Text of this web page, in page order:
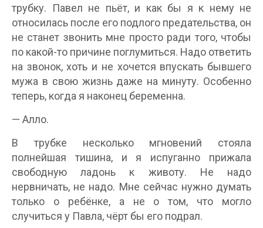
трубку. Павел не пьёт, и как бы я к нему не
относилась после его подлого предательства, он
не станет звонить мне просто ради того, чтобы
по какой-то причине поглумиться. Надо ответить
на звонок, хоть и не хочется впускать бывшего
мужа в свою жизнь даже на минуту. Особенно
теперь, когда я наконец беременна.
— Алло.
В трубке несколько мгновений стояла
полнейшая тишина, и я испуганно прижала
свободную ладонь к животу. Не надо
нервничать, не надо. Мне сейчас нужно думать
только о ребёнке, а не о том, что могло
случиться у Павла, чёрт бы его подрал.